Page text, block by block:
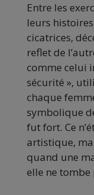
Entre les
leurs
cicatrices,
reflet de
comme celui
sécurité »,
chaque
symbolique
fut fort. Ce
artistique,
quand une
elle ne tombe